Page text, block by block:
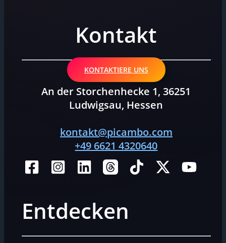
Kontakt
KONTAKTIERE UNS
An der Storchenhecke 1, 36251
Ludwigsau, Hessen
kontakt@picambo.com
+49 6621 4320640
Entdecken